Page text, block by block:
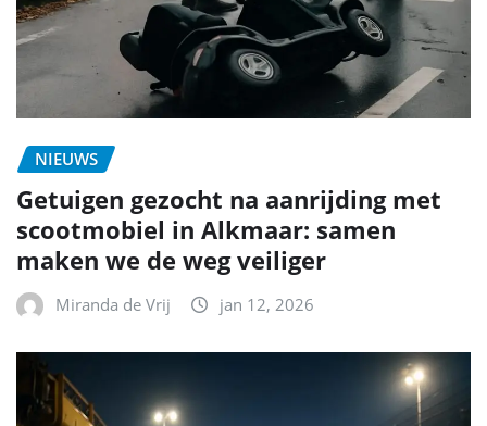
NIEUWS
Getuigen gezocht na aanrijding met
scootmobiel in Alkmaar: samen
maken we de weg veiliger
Miranda de Vrij jan 12, 2026